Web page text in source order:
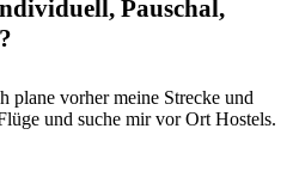
Pauschal,
plane vorher meine Strecke und
und suche mir vor Ort Hostels.